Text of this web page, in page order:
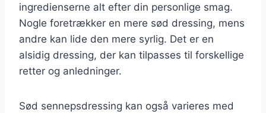
ingredienserne alt efter din personlige smag.
Nogle foretrækker en mere sød dressing, mens
andre kan lide den mere syrlig. Det er en
alsidig dressing, der kan tilpasses til forskellige
retter og anledninger.
Sød sennepsdressing kan også varieres med